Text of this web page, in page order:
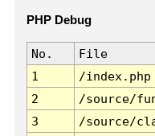
PHP Debug
No. File
1
/index.php
2
/source/
3
/source/